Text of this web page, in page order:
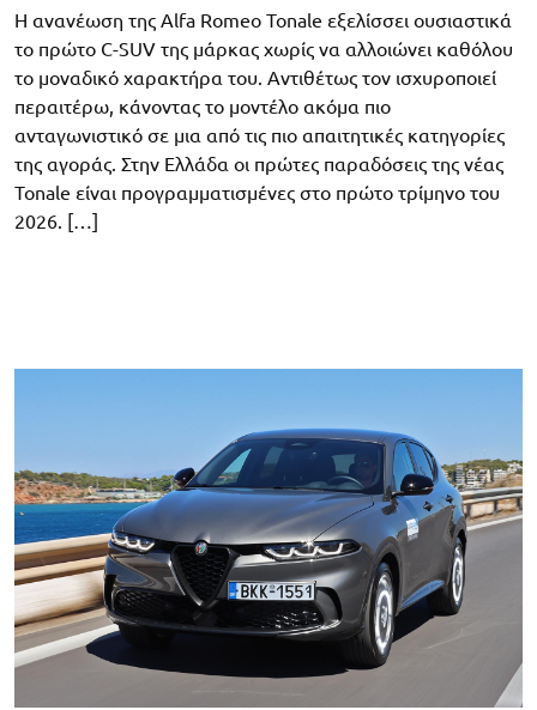
Η ανανέωση της Alfa Romeo Tonale εξελίσσει ουσιαστικά
το πρώτο C-SUV της μάρκας χωρίς να αλλοιώνει καθόλου
το μοναδικό χαρακτήρα του. Αντιθέτως τον ισχυροποιεί
περαιτέρω, κάνοντας το μοντέλο ακόμα πιο
ανταγωνιστικό σε μια από τις πιο απαιτητικές κατηγορίες
της αγοράς. Στην Ελλάδα οι πρώτες παραδόσεις της νέας
Tonale είναι προγραμματισμένες στο πρώτο τρίμηνο του
2026. […]